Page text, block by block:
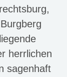
herrlichen
sagenhaft